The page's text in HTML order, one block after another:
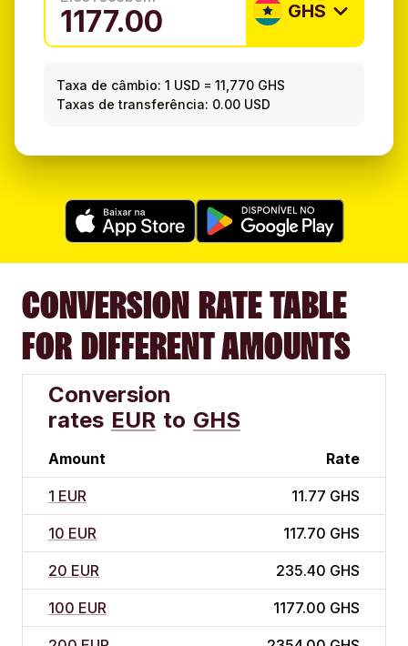
GHS
Taxa de câmbio: 1 USD =11,770 GHS
Taxas de transferência: 0.00 USD
CONVERSION RATE TABLE
FOR DIFFERENT AMOUNTS
Conversion
rates EUR to GHS
Amount Rate
1 EUR 11.77 GHS
10 EUR 117.70 GHS
20 EUR 235.40 GHS
100 EUR 1177.00 GHS